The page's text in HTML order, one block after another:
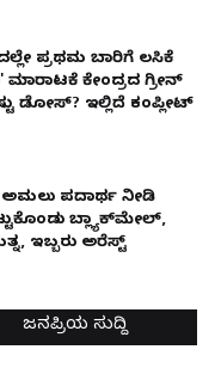
ಪ್ರಥಮ ಬಾರಿಗೆ ಲಸಿಕೆ
ಕೇಂದ್ರದ ಗ್ರೀನ್
ಡೋಸ್? ಇಲ್ಲಿದೆ ಕಂಪ್ಲೀಟ್
ಪದಾರ್ಥ ನೀಡಿ
ಬ್ಲ್ಯಾಕ್‌ಮೇಲ್,
ಇಬ್ಬರು ಅರೆಸ್ಟ್
ಜನಪ್ರಿಯ ಸುದ್ದಿ